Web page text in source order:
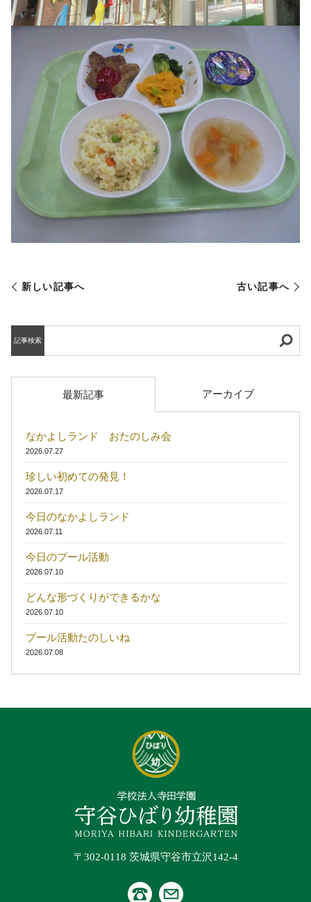
新しい記事へ 古い記事へ
記事検索
最新記事 アーカイブ
なかよしランド おたのしみ会
2026.07.27
珍しい初めての発見！
2026.07.17
今日のなかよしランド
2026.07.11
今日のプール活動
2026.07.10
どんな形づくりができるかな
2026.07.10
プール活動たのしいね
2026.07.08
〒302-0118 茨城県守谷市立沢142-4